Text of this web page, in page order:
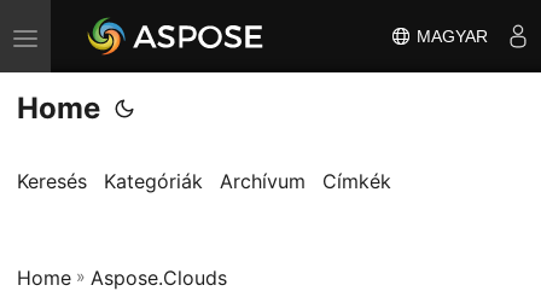
T
o
g
l
a
MAGYAR
Home
Keresés Kategóriák Archívum Címkék
Home » Aspose.Clouds